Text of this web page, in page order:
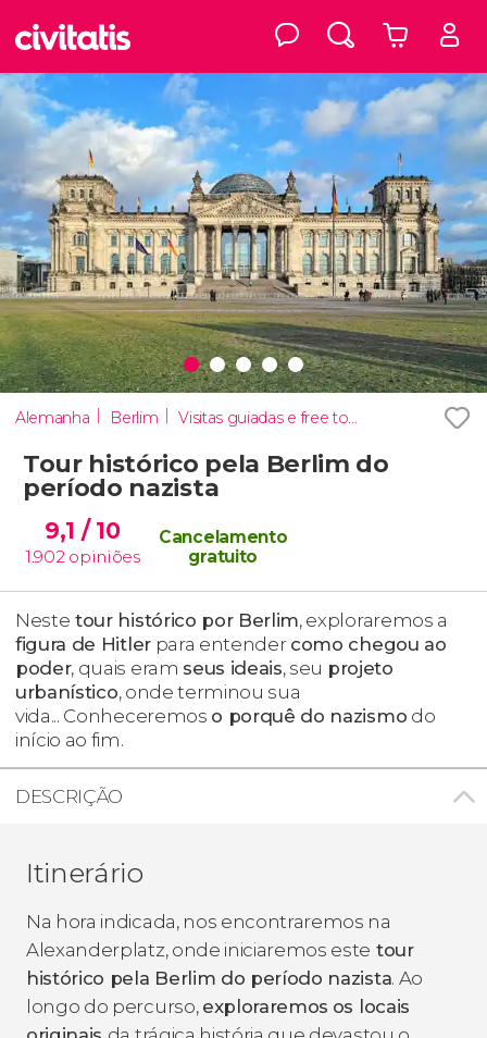
Alemanha Berlim Visitas guiadas e free tours
Tour histórico pela Berlim do
período nazista
9,1 / 10
1.902 opiniões
Cancelamento
gratuito
Neste tour histórico por Berlim, exploraremos a
figura de Hitlerpara entender como chegou ao
poder, quais eram seus ideais, seu projeto
urbanístico, onde terminou sua
vida... Conheceremos o porquê do nazismo do
início ao fim.
DESCRIÇÃO
Itinerário
Na hora indicada, nos encontraremos na
Alexanderplatz, onde iniciaremos este tour
histórico pela Berlim do período nazista. Ao
longo do percurso, exploraremos os locais